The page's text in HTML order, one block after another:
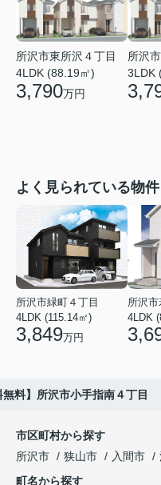
所沢市東所沢４丁目
4LDK (88.19㎡)
3,790万円
所沢
3LDK
よく見られている物件
所沢市緑町４丁目
4LDK (115.14㎡)
3,849万円
所沢市
4LDK
無料】所沢市小手指南４丁
市区町村から探す
所沢市
狭山市 入間市
町名から探す